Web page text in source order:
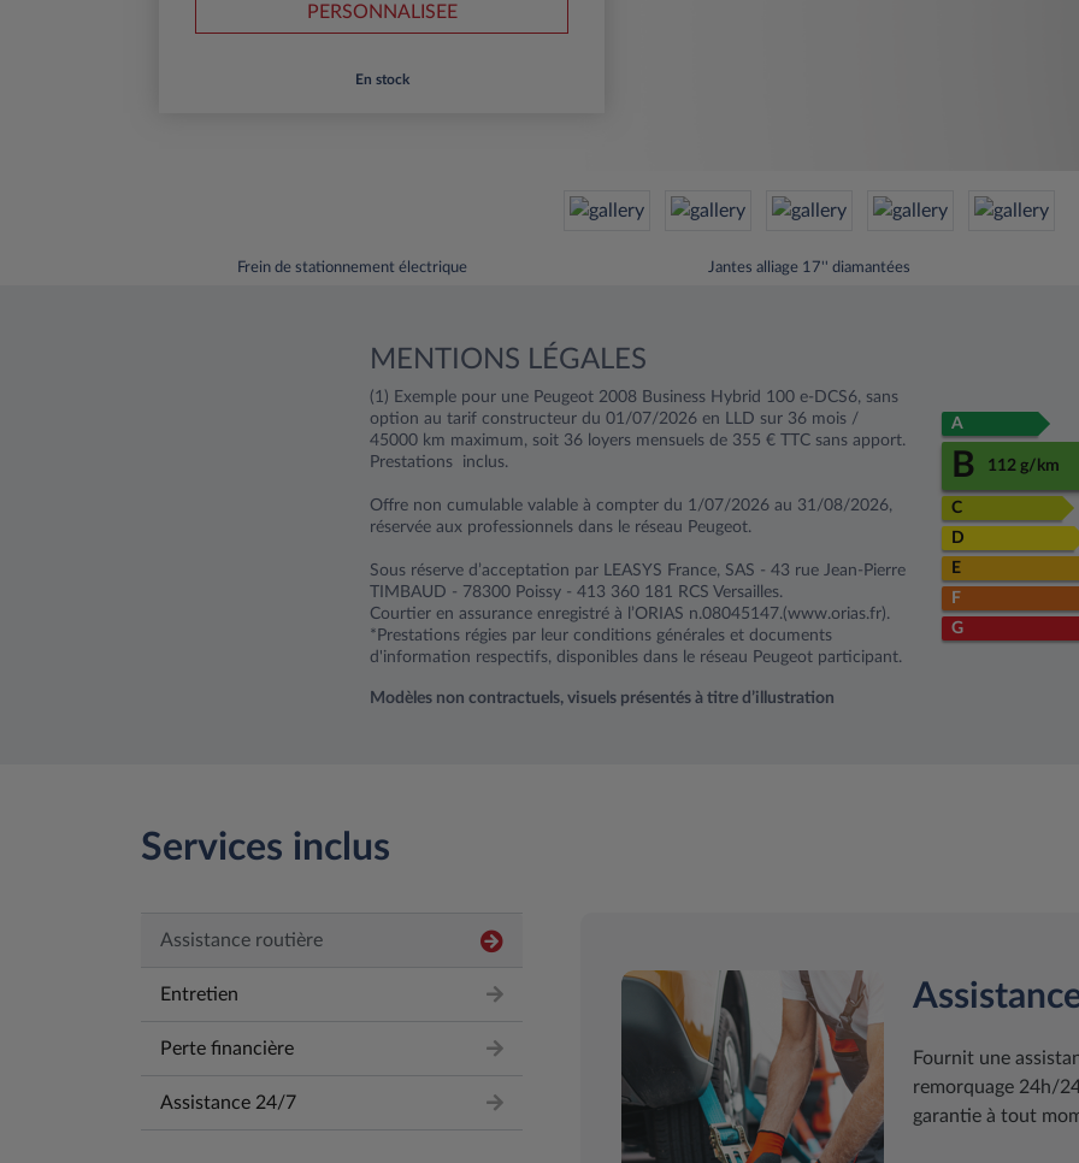
PERSONNALISEE
En stock
Frein de stationnement électrique Jantes alliage 17'' diamantées
MENTIONS LÉGALES
(1) Exemple pour une Peugeot 2008 Business Hybrid 100 e-DCS6, sans
option au tarif constructeur du 01/07/2026 en LLD sur 36 mois /
45000 km maximum, soit 36 loyers mensuels de 355 € TTC sans apport.
Prestations inclus.
Offre non cumulable valable à compter du 1/07/2026 au 31/08/2026,
réservée aux professionnels dans le réseau Peugeot.
Sous réserve d’acceptation par LEASYS France, SAS - 43 rue Jean-Pierre
TIMBAUD - 78300 Poissy - 413 360 181 RCS Versailles.
Courtier en assurance enregistré à l’ORIAS n.08045147.(www.orias.fr).
*Prestations régies par leur conditions générales et documents
d'information respectifs, disponibles dans le réseau Peugeot participant.
Modèles non contractuels, visuels présentés à titre d’illustration
A
B 112 g/km
C
D
E
F
G
Services inclus
Assistance routière
Entretien
Perte financière
Assistance 24/7
Fournit une
remorquage 24h/
garantie à tout